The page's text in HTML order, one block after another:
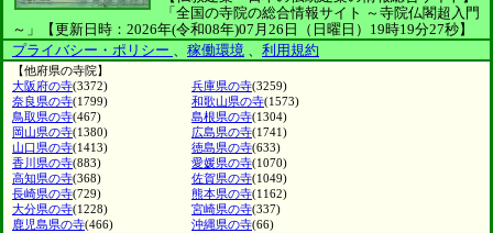
「全国の寺院の総合情報サイト ～寺院仏閣超入門
～」
【更新日時：2026年(令和08年)07月26日（日曜日）19時19分27秒】
プライバシー・ポリシー 、 稼働環境 、 利用規約
【他府県の寺院】
大阪府の寺(3372) 兵庫県の寺(3259)
奈良県の寺(1799) 和歌山県の寺(1573)
鳥取県の寺(467) 島根県の寺(1304)
岡山県の寺(1380) 広島県の寺(1741)
山口県の寺(1413) 徳島県の寺(633)
香川県の寺(883) 愛媛県の寺(1070)
高知県の寺(368) 佐賀県の寺(1049)
長崎県の寺(729) 熊本県の寺(1162)
大分県の寺(1228) 宮崎県の寺(337)
鹿児島県の寺(466) 沖縄県の寺(66)